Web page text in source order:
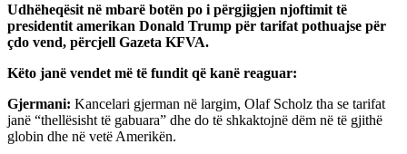
Udhëheqësit në mbarë botën po i përgjigjen njoftimit të
presidentit amerikan Donald Trump për tarifat pothuajse për
çdo vend, përcjell Gazeta KFVA.
Këto janë vendet më të fundit që kanë reaguar:
Gjermani: Kancelari gjerman në largim, Olaf Scholz tha se tarifat
janë “thellësisht të gabuara” dhe do të shkaktojnë dëm në të gjithë
globin dhe në vetë Amerikën.